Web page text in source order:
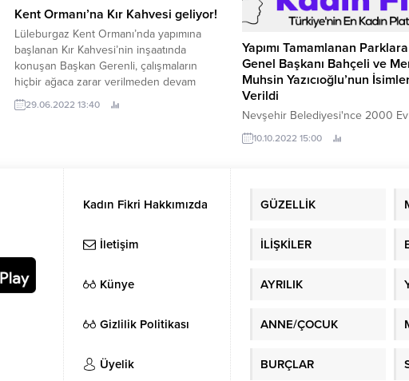
İzmir’den doğan LIQUI MOLY H2K Racing
Kent Ormanı’na Kır Kahvesi geliyor!
Lüleburgaz Kent Ormanı’nda yapımına
başlanan Kır Kahvesi’nin inşaatında
konuşan Başkan Gerenli, çalışmaların
hiçbir ağaca zarar verilmeden devam
ettiğini söyleyerek “Çalışmalarımız tüm
hızıyla sürüyor.
29.06.2022 13:40
Yapımı Tamamlanan
Genel Başkanı Bahçeli ve
Muhsin Yazıcıoğlu’nun
Verildi
Nevşehir Belediyesi'nce 2000
Mahallesi ve Güzelyurt
yapılan yeni parklara, MHP Genel
10.10.2022 15:00
Kadın Fikri Hakkımızda
İletişim
Künye
Gizlilik Politikası
Üyelik
GÜZELLİK
İLİŞKİLER
AYRILIK
ANNE/ÇOCUK
BURÇLAR